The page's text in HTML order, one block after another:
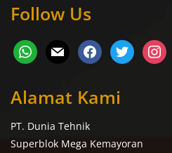
Follow Us
Alamat Kami
PT. Dunia Tehnik
Superblok Mega Kemayoran